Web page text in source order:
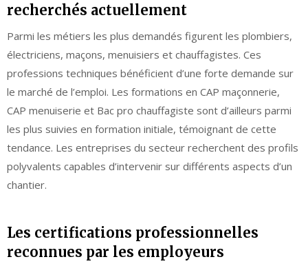
recherchés actuellement
Parmi les métiers les plus demandés figurent les plombiers,
électriciens, maçons, menuisiers et chauffagistes. Ces
professions techniques bénéficient d’une forte demande sur
le marché de l’emploi. Les formations en CAP maçonnerie,
CAP menuiserie et Bac pro chauffagiste sont d’ailleurs parmi
les plus suivies en formation initiale, témoignant de cette
tendance. Les entreprises du secteur recherchent des profils
polyvalents capables d’intervenir sur différents aspects d’un
chantier.
Les certifications professionnelles
reconnues par les employeurs